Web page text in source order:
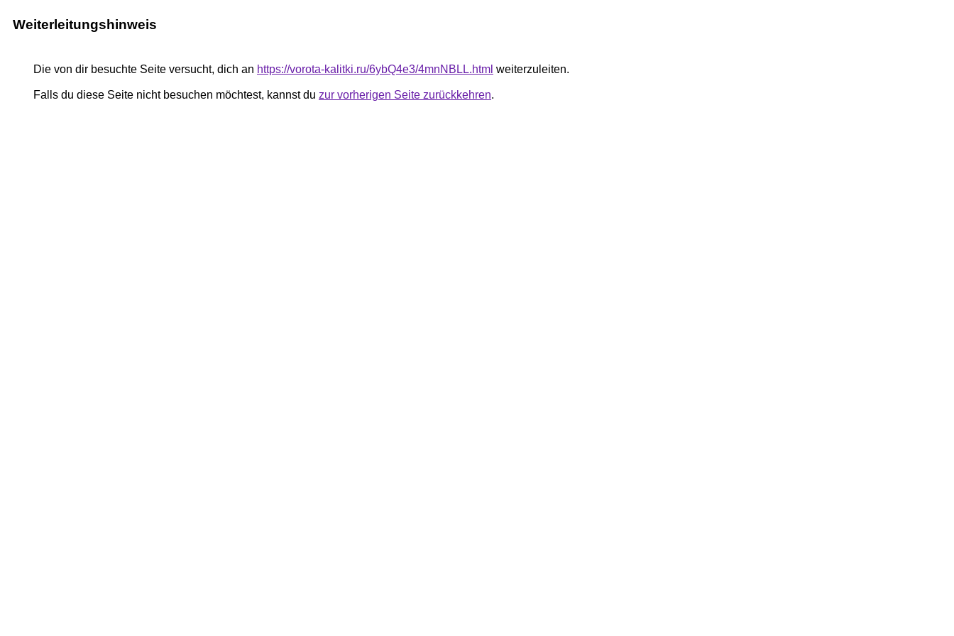
Weiterleitungshinweis
Die von dir besuchte Seite versucht, dich an https://vorota-kalitki.ru/6ybQ4e3/4mnNBLL.html weiterzuleiten.
Falls du diese Seite nicht besuchen möchtest, kannst du zur vorherigen Seite zurückkehren.